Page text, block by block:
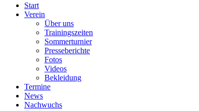
Start
Verein
Über uns
Trainingszeiten
Sommerturnier
Presseberichte
Fotos
Videos
Bekleidung
Termine
News
Nachwuchs